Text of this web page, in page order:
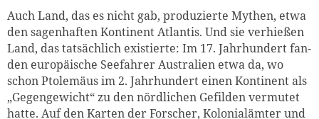
Auch Land, das es nicht gab, produzierte Mythen, etwa
den sagenhaften Kontinent Atlantis. Und sie verhießen
Land, das tatsächlich existierte: Im 17. Jahrhundert fan­
den europäische Seefahrer Australien etwa da, wo
schon Ptolemäus im 2. Jahrhundert einen Kontinent als
„Gegen­gewicht“ zu den nördlichen Gefilden vermutet
hatte. Auf den Karten der Forscher, Kolonialämter und